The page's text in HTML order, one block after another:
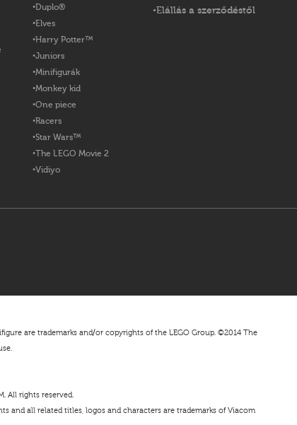
Duplo®
Elves
Harry Potter™
Juniors
Minifigurák
Monkey kid
One piece
Racers
Star Wars™
The LEGO Movie 2
Vidiyo
Elállás a szerződéstől
are trademarks and/or copyrights of the LEGO Group. ©2014 The
All rights reserved.
and all related titles, logos and characters are trademarks of Viacom